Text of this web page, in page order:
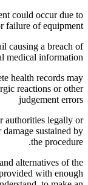
could occur due to
failure of equipment
causing a breach of
medical information
health records may
reactions or other
judgement errors
authorities legally or
sustained by
the procedure.
alternatives of the
with enough